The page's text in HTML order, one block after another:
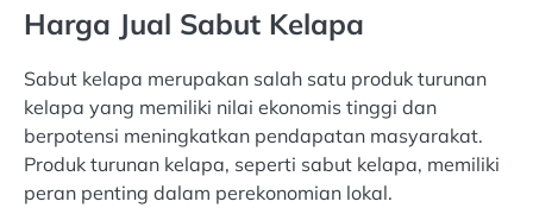
Harga Jual Sabut Kelapa
Sabut kelapa merupakan salah satu produk turunan
kelapa yang memiliki nilai ekonomis tinggi dan
berpotensi meningkatkan pendapatan masyarakat.
Produk turunan kelapa, seperti sabut kelapa, memiliki
peran penting dalam perekonomian lokal.